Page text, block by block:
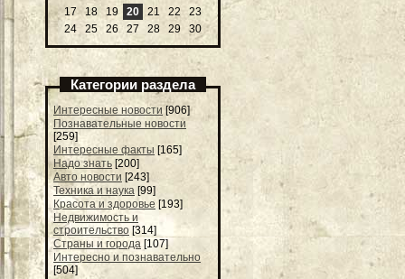
17
18 19 20 21 22
23
24
25 26 27 28 29 30
Категории раздела
Интересные новости [906]
Познавательные новости
[259]
Интересные факты [165]
Надо знать [200]
Авто новости [243]
Техника и наука [99]
Красота и здоровье [193]
Недвижимость и
строительство [314]
Страны и города [107]
Интересно и познавательно
[504]